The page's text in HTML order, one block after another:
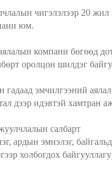
чигэлэлээр 20
юм.
компани бөгөөд
оролцон шилдэг
гадаад эмчилгээний
дээр идэвтэй хамтран
салбарт
ардын эмнэлэг,
холбогдох